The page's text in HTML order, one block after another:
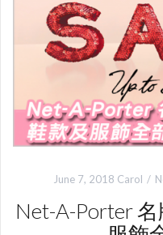
June 7, 2018 Carol
Net-A-Porter